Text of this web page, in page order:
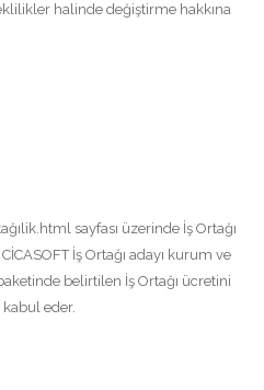
halinde değiştirme hakkına
sayfası üzerinde İş Ortağı
İş Ortağı adayı kurum ve
belirtilen İş Ortağı ücretini
eder.